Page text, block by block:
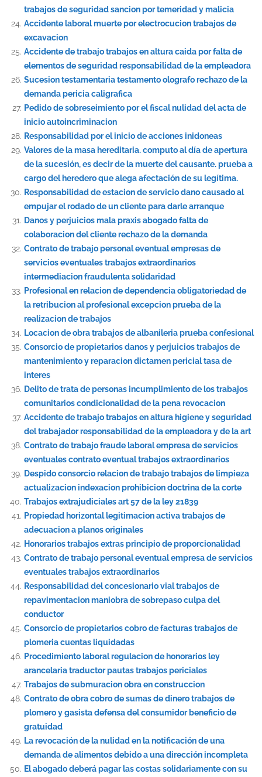
trabajos de seguridad sancion por temeridad y malicia
Accidente laboral muerte por electrocucion trabajos de
excavacion
Accidente de trabajo trabajos en altura caida por falta de
elementos de seguridad responsabilidad de la empleadora
Sucesion testamentaria testamento olografo rechazo de la
demanda pericia caligrafica
Pedido de sobreseimiento por el fiscal nulidad del acta de
inicio autoincriminacion
Responsabilidad por el inicio de acciones inidoneas
Valores de la masa hereditaria. computo al día de apertura
de la sucesión, es decir de la muerte del causante. prueba a
cargo del heredero que alega afectación de su legítima.
Responsabilidad de estacion de servicio dano causado al
empujar el rodado de un cliente para darle arranque
Danos y perjuicios mala praxis abogado falta de
colaboracion del cliente rechazo de la demanda
Contrato de trabajo personal eventual empresas de
servicios eventuales trabajos extraordinarios
intermediacion fraudulenta solidaridad
Profesional en relacion de dependencia obligatoriedad de
la retribucion al profesional excepcion prueba de la
realizacion de trabajos
Locacion de obra trabajos de albanileria prueba confesional
Consorcio de propietarios danos y perjuicios trabajos de
mantenimiento y reparacion dictamen pericial tasa de
interes
Delito de trata de personas incumplimiento de los trabajos
comunitarios condicionalidad de la pena revocacion
Accidente de trabajo trabajos en altura higiene y seguridad
del trabajador responsabilidad de la empleadora y de la art
Contrato de trabajo fraude laboral empresa de servicios
eventuales contrato eventual trabajos extraordinarios
Despido consorcio relacion de trabajo trabajos de limpieza
actualizacion indexacion prohibicion doctrina de la corte
Trabajos extrajudiciales art 57 de la ley 21839
Propiedad horizontal legitimacion activa trabajos de
adecuacion a planos originales
Honorarios trabajos extras principio de proporcionalidad
Contrato de trabajo personal eventual empresa de servicios
eventuales trabajos extraordinarios
Responsabilidad del concesionario vial trabajos de
repavimentacion maniobra de sobrepaso culpa del
conductor
Consorcio de propietarios cobro de facturas trabajos de
plomeria cuentas liquidadas
Procedimiento laboral regulacion de honorarios ley
arancelaria traductor pautas trabajos periciales
Trabajos de submuracion obra en construccion
Contrato de obra cobro de sumas de dinero trabajos de
plomero y gasista defensa del consumidor beneficio de
gratuidad
La revocación de la nulidad en la notificación de una
demanda de alimentos debido a una dirección incompleta
El abogado deberá pagar las costas solidariamente con su